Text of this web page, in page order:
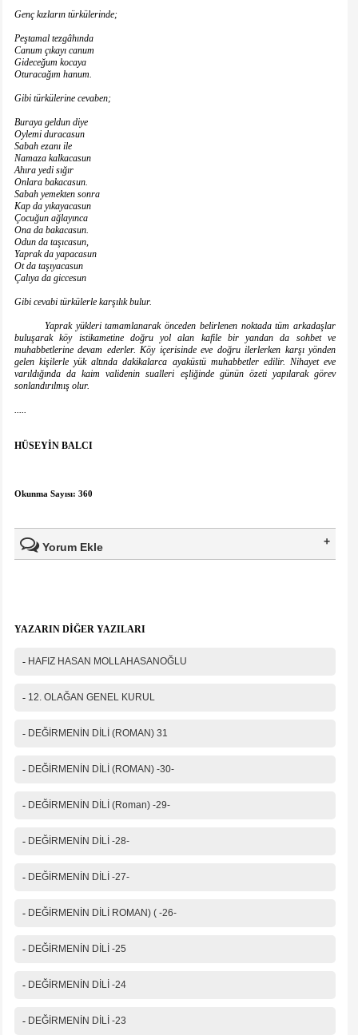
Genç kızların türkülerinde;
Peştamal tezgâhında
Canum çıkayı canum
Gideceğum kocaya
Oturacağım hanum.
Gibi türkülerine cevaben;
Buraya geldun diye
Oylemi duracasun
Sabah ezanı ile
Namaza kalkacasun
Ahıra yedi sığır
Onlara bakacasun.
Sabah yemekten sonra
Kap da yıkayacasun
Çocuğun ağlayınca
Ona da bakacasun.
Odun da taşıcasun,
Yaprak da yapacasun
Ot da taşıyacasun
Çalıya da giccesun
Gibi cevabi türkülerle karşılık bulur.
Yaprak yükleri tamamlanarak önceden belirlenen noktada tüm arkadaşlar
buluşarak köy istikametine doğru yol alan kafile bir yandan da sohbet ve
muhabbetlerine devam ederler. Köy içerisinde eve doğru ilerlerken karşı yönden
gelen kişilerle yük altında dakikalarca ayaküstü muhabbetler edilir. Nihayet eve
varıldığında da kaim validenin sualleri eşliğinde günün özeti yapılarak görev
sonlandırılmış olur.
.....
HÜSEYİN BALCI
Okunma Sayısı: 360
Yorum Ekle
Mesajınız(*)
IP Adresiniz
216.73.217.51
YAZARIN DİĞER YAZILARI
- HAFIZ HASAN MOLLAHASANOĞLU
- 12. OLAĞAN GENEL KURUL
- DEĞİRMENİN DİLİ (ROMAN) 31
- DEĞİRMENİN DİLİ (ROMAN) -30-
- DEĞİRMENİN DİLİ (Roman) -29-
- DEĞİRMENİN DİLİ -28-
- DEĞİRMENİN DİLİ -27-
- DEĞİRMENİN DİLİ ROMAN) ( -26-
- DEĞİRMENİN DİLİ -25
- DEĞİRMENİN DİLİ -24
- DEĞİRMENİN DİLİ -23